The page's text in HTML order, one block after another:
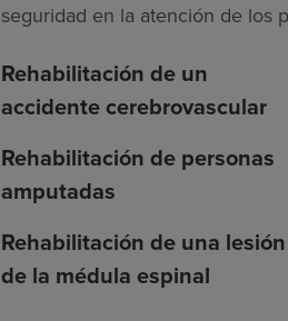
seguridad en la atención de los
Rehabilitación de un
accidente cerebrovascular
Rehabilitación de personas
amputadas
Rehabilitación de una lesión
de la médula espinal